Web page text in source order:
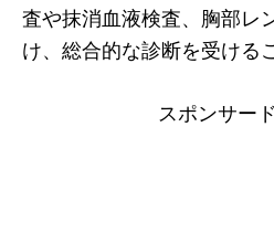
査や抹消血液検査、胸部レ
け、総合的な診断を受ける
スポンサー